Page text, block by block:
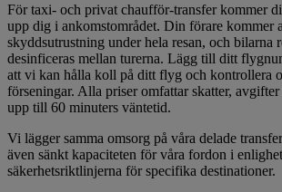
För taxi- och privat chaufför-transfer kommer
upp dig i ankomstområdet. Din förare kommer
skyddsutrustning under hela resan, och bilarna
desinficeras mellan turerna. Lägg till ditt
att vi kan hålla koll på ditt flyg och kontrollera
förseningar. Alla priser omfattar skatter,
upp till 60 minuters väntetid.
Vi lägger samma omsorg på våra delade
även sänkt kapaciteten för våra fordon i
säkerhetsriktlinjerna för specifika destinationer.